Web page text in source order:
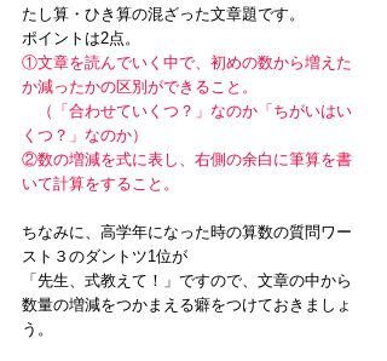
たし算・ひき算の混ざった文章題です。
ポイントは2点。
①文章を読んでいく中で、初めの数から増えた
か減ったかの区別ができること。
（「合わせていくつ？」なのか「ちがいはい
くつ？」なのか）
②数の増減を式に表し、右側の余白に筆算を書
いて計算をすること。
ちなみに、高学年になった時の算数の質問ワー
スト３のダントツ1位が
「先生、式教えて！」ですので、文章の中から
数量の増減をつかまえる癖をつけておきましょ
う。